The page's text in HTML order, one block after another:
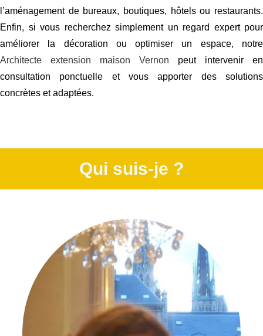
l’aménagement de bureaux, boutiques, hôtels ou restaurants.
Enfin, si vous recherchez simplement un regard expert pour
améliorer la décoration ou optimiser un espace, notre
Architecte extension maison Vernon peut intervenir en
consultation ponctuelle et vous apporter des solutions
concrètes et adaptées.
Qui suis-je ?